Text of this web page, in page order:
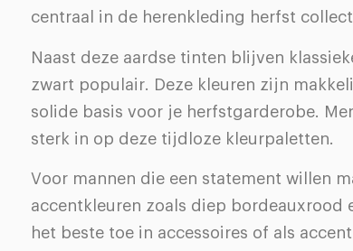
centraal in de herenkleding herfst
Naast deze aardse tinten blijven
zwart populair. Deze kleuren zijn
solide basis voor je herfstgarderobe.
sterk in op deze tijdloze kleurpaletten.
Voor mannen die een statement willen
accentkleuren zoals diep bordeauxrood
het beste toe in accessoires of als